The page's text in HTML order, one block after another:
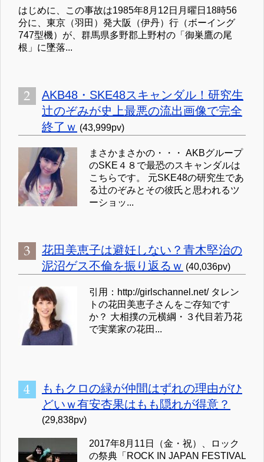
はじめに、この事故は1985年8月12日月曜日18時56
分に、東京（羽田）発大阪（伊丹）行（ボーイング
747型機）が、群馬県多野郡上野村の「御巣鷹の尾
根」に墜落...
AKB48・SKE48スキャンダル！研究生
辻のぞみが史上最悪の流出画像で完全
終了ｗ (43,999pv)
まさかまさかの・・・ AKBグループ
のSKE４８で最恐のスキャンダルは
こちらです。 元SKE48の研究生であ
る辻のぞみとその彼氏と思われるツ
ーショッ...
花田美恵子は避妊しない？青木堅治の
泥沼ゲス不倫を振り返るｗ (40,036pv)
引用：http://girlschannel.net/ タレン
トの花田美恵子さんをご存知です
か？ 大相撲の元横綱・３代目若乃花
で実業家の花田...
ももクロの緑が仲間はずれの理由がひ
どいｗ有安杏果はもも隠れが得意？
(29,838pv)
2017年8月11日（金・祝）、ロック
の祭典「ROCK IN JAPAN FESTIVAL